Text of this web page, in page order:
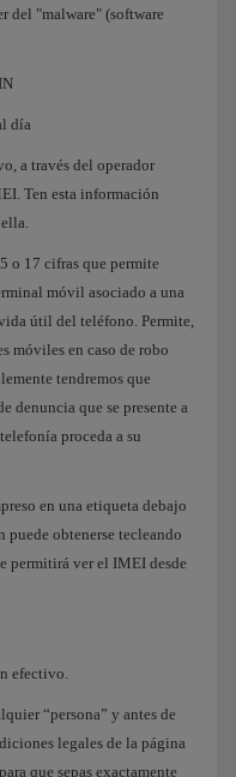
del "malware" (software
día
a través del operador
Ten esta información
o 17 cifras que permite
móvil asociado a una
útil del teléfono. Permite,
móviles en caso de robo
tendremos que
denuncia que se presente a
proceda a su
en una etiqueta debajo
puede obtenerse tecleando
permitirá ver el IMEI desde
efectivo.
“persona” y antes de
legales de la página
que sepas exactamente